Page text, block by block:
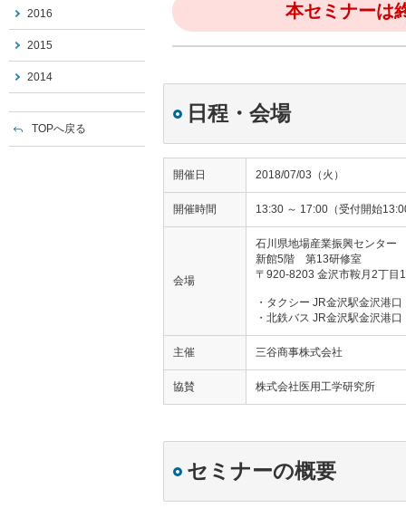
本セミナーは
日程・会場
開催日 2018/07/03（火）
開催時間 13:30 ～ 17:00（受付開始
会場
石川県地場産業振興センター
新館5階 第13研修室
〒920-8203 金沢市鞍月2丁目
・タクシー JR金沢駅金沢港
・北鉄バス ​JR金沢駅金沢港
主催 三谷商事株式会社
協賛 株式会社医用工学研究所
セミナーの概要
2016
2015
2014
TOPへ戻る